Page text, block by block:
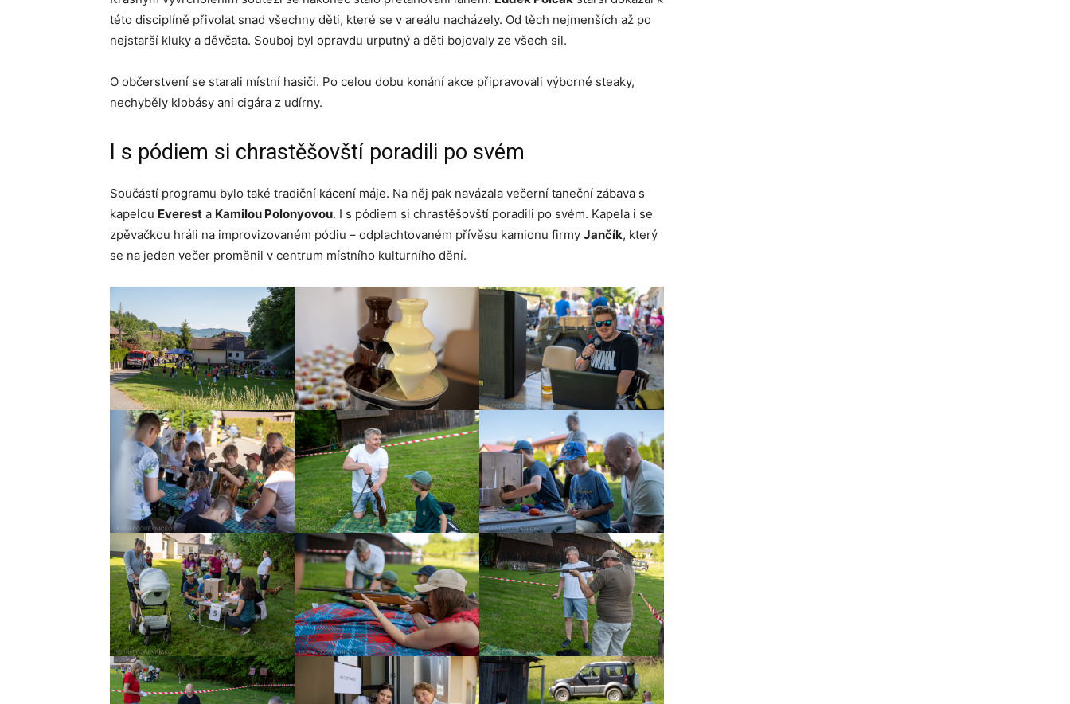
této disciplíně přivolat snad všechny děti, které se v areálu nacházely. Od těch nejmenších až po
nejstarší kluky a děvčata. Souboj byl opravdu urputný a děti bojovaly ze všech sil.
O občerstvení se starali místní hasiči. Po celou dobu konání akce připravovali výborné steaky,
nechyběly klobásy ani cigára z udírny.
I s pódiem si chrastěšovští poradili po svém
Součástí programu bylo také tradiční kácení máje. Na něj pak navázala večerní taneční zábava s
kapelou Everest a Kamilou Polonyovou. I s pódiem si chrastěšovští poradili po svém. Kapela i se
zpěvačkou hráli na improvizovaném pódiu – odplachtovaném přívěsu kamionu firmy Jančík, který
se na jeden večer proměnil v centrum místního kulturního dění.